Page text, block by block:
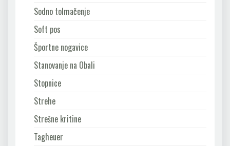
Sodno tolmačenje
Soft pos
Športne nogavice
Stanovanje na Obali
Stopnice
Strehe
Strešne kritine
Tagheuer